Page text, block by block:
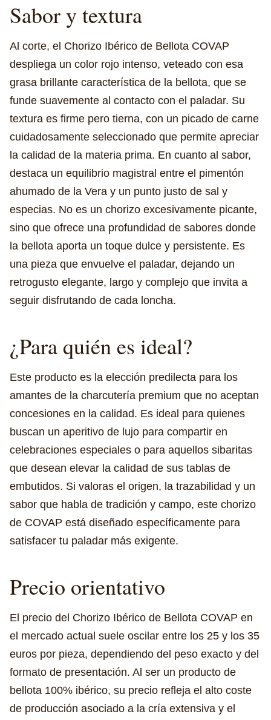
Sabor y textura
Al corte, el Chorizo Ibérico de Bellota COVAP
despliega un color rojo intenso, veteado con esa
grasa brillante característica de la bellota, que se
funde suavemente al contacto con el paladar. Su
textura es firme pero tierna, con un picado de carne
cuidadosamente seleccionado que permite apreciar
la calidad de la materia prima. En cuanto al sabor,
destaca un equilibrio magistral entre el pimentón
ahumado de la Vera y un punto justo de sal y
especias. No es un chorizo excesivamente picante,
sino que ofrece una profundidad de sabores donde
la bellota aporta un toque dulce y persistente. Es
una pieza que envuelve el paladar, dejando un
retrogusto elegante, largo y complejo que invita a
seguir disfrutando de cada loncha.
¿Para quién es ideal?
Este producto es la elección predilecta para los
amantes de la charcutería premium que no aceptan
concesiones en la calidad. Es ideal para quienes
buscan un aperitivo de lujo para compartir en
celebraciones especiales o para aquellos sibaritas
que desean elevar la calidad de sus tablas de
embutidos. Si valoras el origen, la trazabilidad y un
sabor que habla de tradición y campo, este chorizo
de COVAP está diseñado específicamente para
satisfacer tu paladar más exigente.
Precio orientativo
El precio del Chorizo Ibérico de Bellota COVAP en
el mercado actual suele oscilar entre los 25 y los 35
euros por pieza, dependiendo del peso exacto y del
formato de presentación. Al ser un producto de
bellota 100% ibérico, su precio refleja el alto coste
de producción asociado a la cría extensiva y el